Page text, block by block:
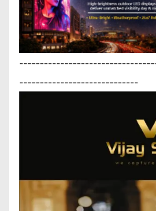
-----------------------------